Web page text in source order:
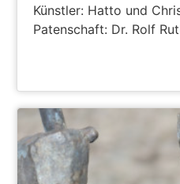
Künstler: Hatto und
Patenschaft: Dr. Rolf